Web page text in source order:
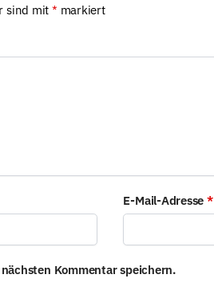
sind mit * markiert
E-Mail-Adresse*
Kommentar speichern.